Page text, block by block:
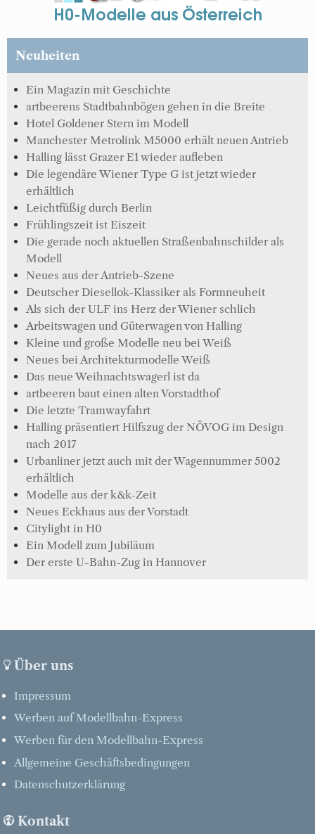
Neuheiten
Ein Magazin mit Geschichte
artbeerens Stadtbahnbögen gehen in die Breite
Hotel Goldener Stern im Modell
Manchester Metrolink M5000 erhält neuen Antrieb
Halling lässt Grazer E1 wieder aufleben
Die legendäre Wiener Type G ist jetzt wieder
erhältlich
Leichtfüßig durch Berlin
Frühlingszeit ist Eiszeit
Die gerade noch aktuellen Straßenbahnschilder als
Modell
Neues aus der Antrieb-Szene
Deutscher Diesellok-Klassiker als Formneuheit
Als sich der ULF ins Herz der Wiener schlich
Arbeitswagen und Güterwagen von Halling
Kleine und große Modelle neu bei Weiß
Neues bei Architekturmodelle Weiß
Das neue Weihnachtswagerl ist da
artbeeren baut einen alten Vorstadthof
Die letzte Tramwayfahrt
Halling präsentiert Hilfszug der NÖVOG im Design
nach 2017
Urbanliner jetzt auch mit der Wagennummer 5002
erhältlich
Modelle aus der k&k-Zeit
Neues Eckhaus aus der Vorstadt
Citylight in H0
Ein Modell zum Jubiläum
Der erste U-Bahn-Zug in Hannover
Über uns
Impressum
Werben auf Modellbahn-Express
Werben für den Modellbahn-Express
Allgemeine Geschäftsbedingungen
Datenschutzerklärung
Kontakt